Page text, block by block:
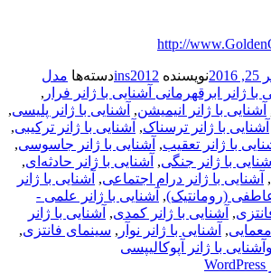
http://
نویسنده ins2012دسته‌ها مدل
با ژانر ابرقهرمانی آشنایی با ژانر فرار ,
آشنایی با ژانر انیمیشن, آشنایی با ژانر پلیسی,
آشنایی با ژانر ترسناک, آشنایی با ژانر ترکیبی,
با ژانر تعقیب, آشنایی با ژانر جاسوسی,
آشنایی با ژانر جنگی, آشنایی با ژانر حادثه‌ای,
, آشنایی با ژانر درام اجتماعی, آشنایی با ژانر
عاطفی (رومانتیک), آشنایی با ژانر علمی -
, آشنایی با ژانر کمدی, آشنایی با ژانر
معمایی, آشنایی با ژانر نوآر , سینمای فانتزی,
وآشنایی با ژانر آپوکالیپسی